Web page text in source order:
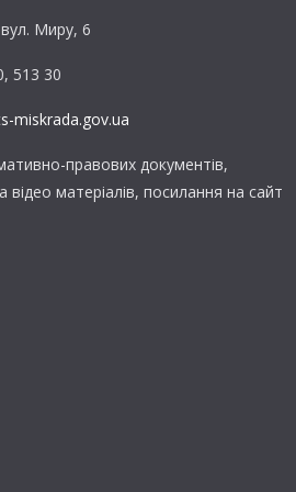
Миру, 6
513 30
miskrada.gov.ua
правових документів,
матеріалів, посилання на сайт